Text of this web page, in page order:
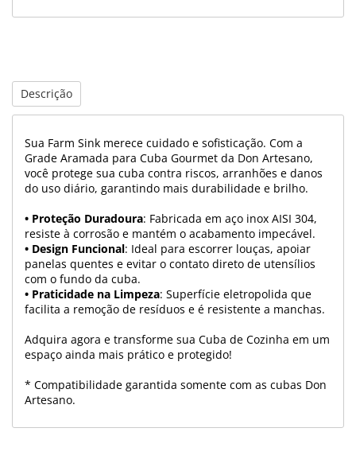
Descrição
Sua Farm Sink merece cuidado e sofisticação. Com a
Grade Aramada para Cuba Gourmet da Don Artesano,
você protege sua cuba contra riscos, arranhões e danos
do uso diário, garantindo mais durabilidade e brilho.
• Proteção Duradoura: Fabricada em aço inox AISI 304,
resiste à corrosão e mantém o acabamento impecável.
• Design Funcional: Ideal para escorrer louças, apoiar
panelas quentes e evitar o contato direto de utensílios
com o fundo da cuba.
• Praticidade na Limpeza: Superfície eletropolida que
facilita a remoção de resíduos e é resistente a manchas.
Adquira agora e transforme sua Cuba de Cozinha em um
espaço ainda mais prático e protegido!
* Compatibilidade garantida somente com as cubas Don
Artesano.